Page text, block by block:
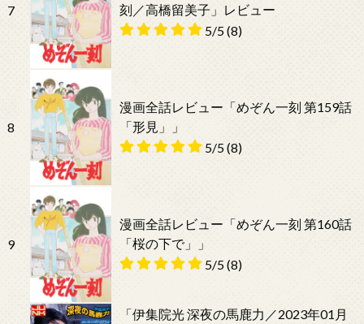
7
刻／高橋留美子」レビュー
5/5(8)
8
漫画全話レビュー「めぞん一刻 第159話
「形見」」
5/5(8)
9
漫画全話レビュー「めぞん一刻 第160話
「桜の下で」」
5/5(8)
「伊集院光 深夜の馬鹿力／2023年01月